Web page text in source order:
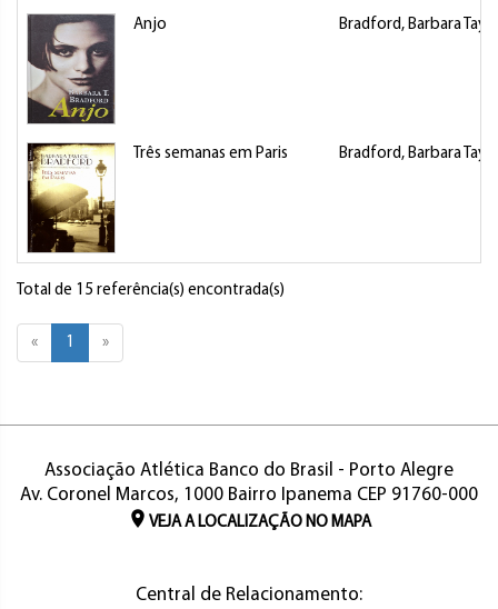
Anjo Bradford, Barbara
Três semanas em Paris Bradford, Barbara
Total de 15 referência(s) encontrada(s)
« 1 »
Associação Atlética Banco do Brasil - Porto Alegre
Av. Coronel Marcos, 1000 Bairro Ipanema CEP 91760-000
VEJA A LOCALIZAÇÃO NO MAPA
Central de Relacionamento: